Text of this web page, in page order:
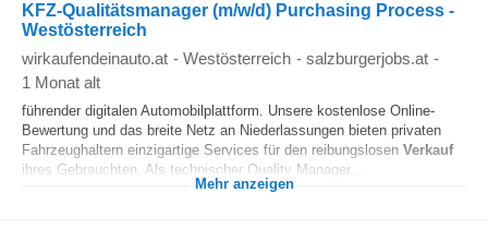
KFZ-Qualitätsmanager (m/w/d) Purchasing Process -
Westösterreich
wirkaufendeinauto.at - Westösterreich - salzburgerjobs.at -
1 Monat alt
führender digitalen Automobilplattform. Unsere kostenlose Online-
Bewertung und das breite Netz an Niederlassungen bieten privaten
Fahrzeughaltern einzigartige Services für den reibungslosen Verkauf
ihres Gebrauchten. Als technischer Quality Manager...
Mehr anzeigen